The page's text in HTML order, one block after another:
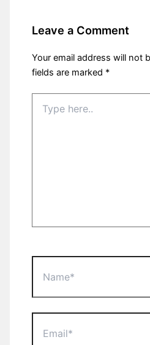
Leave a Comment
Your email address will not
fields are marked *
here..